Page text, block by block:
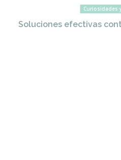
Curiosidades
Soluciones efectivas